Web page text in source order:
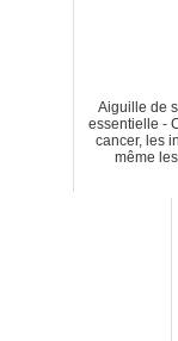
Aiguille de
essentielle -
cancer, les
même